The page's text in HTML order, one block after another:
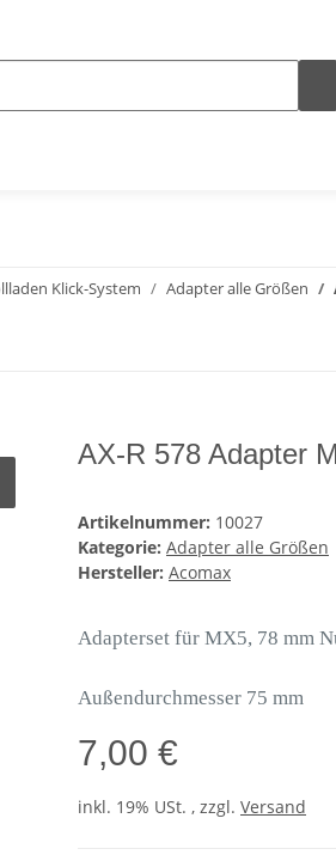
Klick-System Adapter alle Größen
AX-R 578 Adapter
Artikelnummer: 10027
Kategorie: Adapter alle Größen
Hersteller: Acomax
Adapterset für MX5, 78 mm
Außendurchmesser 75 mm
7,00 €
inkl. 19% USt. , zzgl. Versand